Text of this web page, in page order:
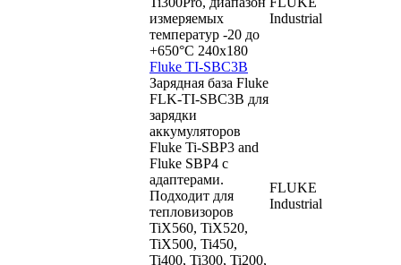
измеряемых
температур -20 до
+650°C 240х180
Industrial
Fluke TI-SBC3B
Зарядная база Fluke
FLK-TI-SBC3B для
зарядки
аккумуляторов
Fluke Ti-SBP3 and
Fluke SBP4 с
адаптерами.
Подходит для
тепловизоров
TiX560, TiX520,
TiX500, Ti450,
Ti400, Ti300, Ti200,
FLUKE
Industrial